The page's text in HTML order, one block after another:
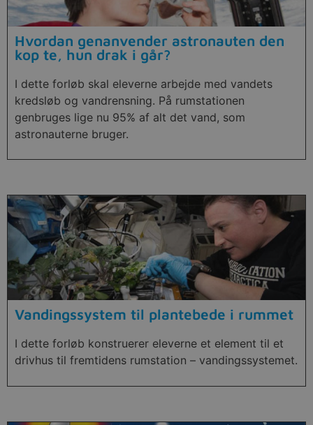
Hvordan genanvender astronauten den
kop te, hun drak i går?
I dette forløb skal eleverne arbejde med vandets
kredsløb og vandrensning. På rumstationen
genbruges lige nu 95% af alt det vand, som
astronauterne bruger.
Vandingssystem til plantebede i rummet
I dette forløb konstruerer eleverne et element til et
drivhus til fremtidens rumstation – vandingssystemet.